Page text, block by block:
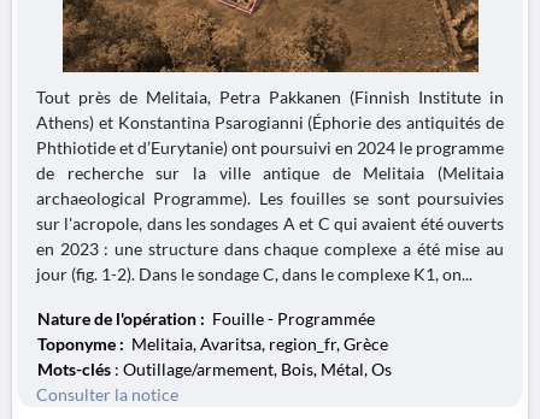
Tout près de Melitaia, Petra Pakkanen (Finnish Institute in
Athens) et Konstantina Psarogianni (Éphorie des antiquités de
Phthiotide et d’Eurytanie) ont poursuivi en 2024 le programme
de recherche sur la ville antique de Melitaia (Melitaia
archaeological Programme). Les fouilles se sont poursuivies
sur l'acropole, dans les sondages A et C qui avaient été ouverts
en 2023 : une structure dans chaque complexe a été mise au
jour (fig. 1-2). Dans le sondage C, dans le complexe K1, on...
Nature de l'opération : Fouille - Programmée
Toponyme : Melitaia, Avaritsa, region_fr, Grèce
Mots-clés : Outillage/armement, Bois, Métal, Os
Consulter la notice